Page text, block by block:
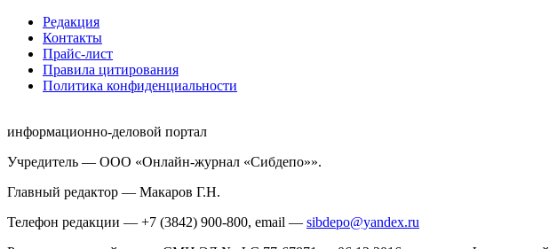
Редакция
Контакты
Прайс-лист
Правила цитирования
Политика конфиденциальности
информационно-деловой портал
Учредитель — ООО «Онлайн-журнал «Сибдепо»».
Главный редактор — Макаров Г.Н.
Телефон редакции — +7 (3842) 900-800, email — sibdepo@yandex.ru